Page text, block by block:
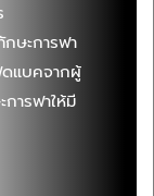
กษะการฟา
ดแบคจากผู้
ารฟาให้มี